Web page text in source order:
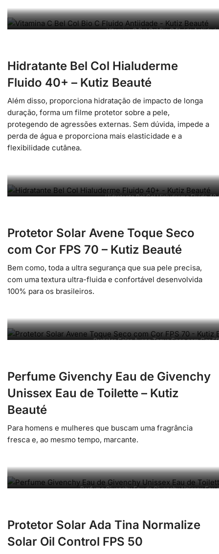
Vitamina C Bel Col Bio C Fluido
Hidratante Bel Col Hialuderme
Fluido 40+ – Kutiz Beauté
Além disso, proporciona hidratação de impacto de longa
duração, forma um filme protetor sobre a pele,
protegendo de agressões externas. Sem dúvida, impede a
perda de água e proporciona mais elasticidade e a
flexibilidade cutânea.
Hidratante Bel Col Hialuderme Fluido
Protetor Solar Avene Toque Seco
com Cor FPS 70 – Kutiz Beauté
Bem como, toda a ultra segurança que sua pele precisa,
com uma textura ultra-fluida e confortável desenvolvida
100% para os brasileiros.
Protetor Solar Avene Toque Seco com Cor
Perfume Givenchy Eau de Givenchy
Unissex Eau de Toilette – Kutiz
Beauté
Para homens e mulheres que buscam uma fragrância
fresca e, ao mesmo tempo, marcante.
Perfume Givenchy Eau de Givenchy Unissex Eau
Protetor Solar Ada Tina Normalize
Solar Oil Control FPS 50